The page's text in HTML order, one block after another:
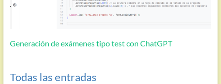
Generación de exámenes tipo test con ChatGPT
Todas las entradas